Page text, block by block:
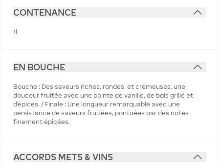
CONTENANCE
1l
EN BOUCHE
Bouche : Des saveurs riches, rondes, et crémeuses, une
douceur fruitée avec une pointe de vanille, de bois grillé et
d'épices. / Finale : Une longueur remarquable avec une
persistance de saveurs fruitées, pontuées par des notes
finement épicées.
ACCORDS METS & VINS